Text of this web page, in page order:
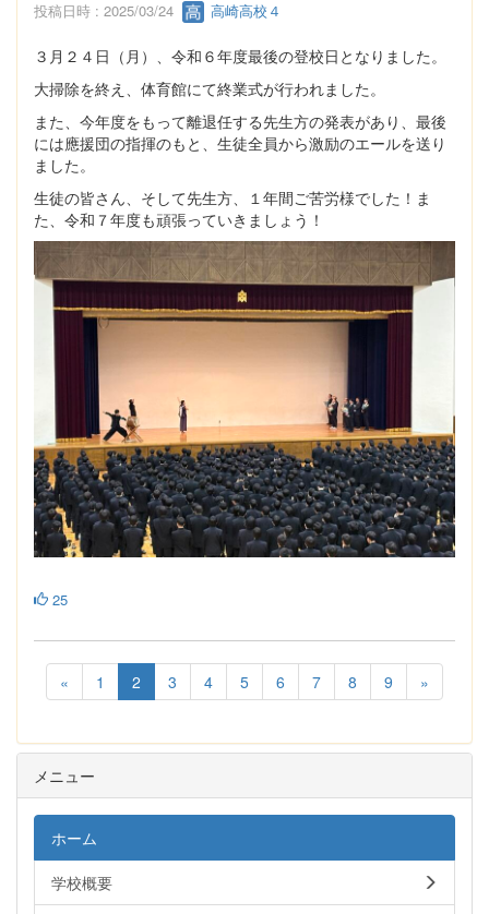
投稿日時 : 2025/03/24 高崎高校４
３月２４日（月）、令和６年度最後の登校日となりました。
大掃除を終え、体育館にて終業式が行われました。
また、今年度をもって離退任する先生方の発表があり、最後
には應援団の指揮のもと、生徒全員から激励のエールを送り
ました。
生徒の皆さん、そして先生方、１年間ご苦労様でした！ま
た、令和７年度も頑張っていきましょう！
25
« 1 2 3 4 5 6 7 8 9 »
メニュー
ホーム
学校概要